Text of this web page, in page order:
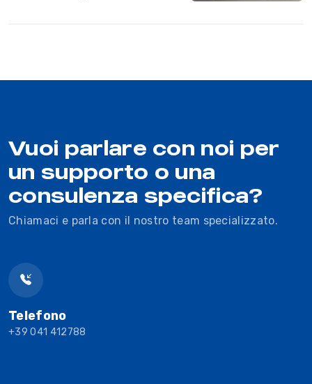
Vuoi parlare con noi per
un supporto o una
consulenza specifica?
Chiamaci e parla con il nostro team specializzato.
Telefono
+39 041 412788